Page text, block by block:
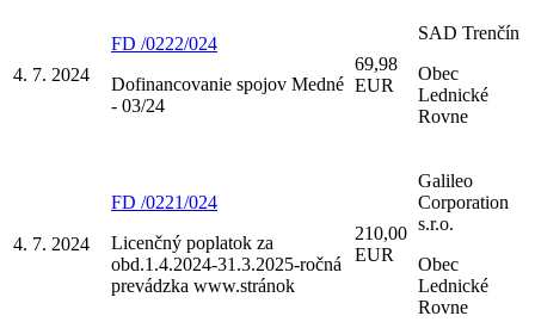
4. 7. 2024
FD /0222/024
Dofinancovanie spojov Medné
- 03/24
69,98
EUR
SAD Trenčín
Obec
Lednické
Rovne
4. 7. 2024
FD /0221/024
Licenčný poplatok za
obd.1.4.2024-31.3.2025-ročná
prevádzka www.stránok
210,00
EUR
Galileo
Corporation
s.r.o.
Obec
Lednické
Rovne